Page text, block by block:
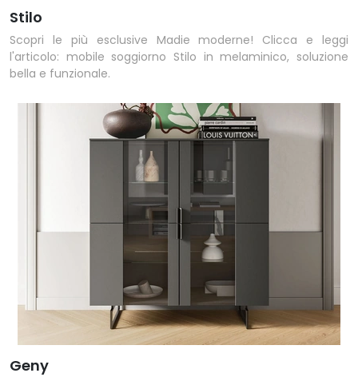
Stilo
Scopri le più esclusive Madie moderne! Clicca e leggi
l'articolo: mobile soggiorno Stilo in melaminico, soluzione
bella e funzionale.
Geny